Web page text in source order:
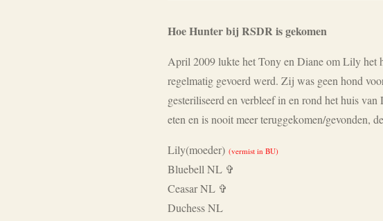
Hoe Hunter bij RSDR is gekomen
April 2009 lukte het Tony en Diane om Lily het
regelmatig gevoerd werd. Zij was geen hond
gesteriliseerd en verbleef in en rond het huis
eten en is nooit meer teruggekomen/gevonden,
Lily(moeder) (vermist in BU)
Bluebell NL ✞
Ceasar NL ✞
Duchess NL